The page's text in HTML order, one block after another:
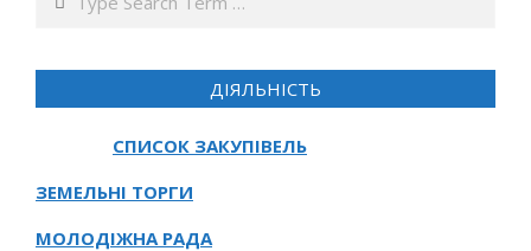
ДІЯЛЬНІСТЬ
СПИСОК ЗАКУПІВЕЛЬ
ЗЕМЕЛЬНІ ТОРГИ
МОЛОДІЖНА РАДА